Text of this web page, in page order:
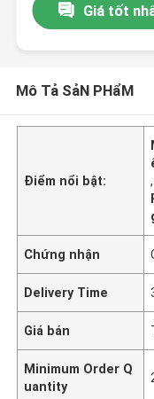
Giá tốt
Mô Tả SảN PHẩM
Điểm nổi bật:
,
Chứng nhận
Delivery Time
Giá bán
Minimum Order Q
uantity